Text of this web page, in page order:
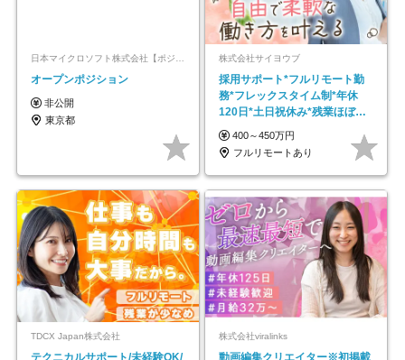
オープンポジション
非公開
東京都
株式会社サイヨウブ
採用サポート*フルリモート勤
務*フレックスタイム制*年休
120日*土日祝休み*残業ほぼな
し*育児中社員8割以上
400～450万円
フルリモートあり
TDCX Japan株式会社 株式会社viralinks